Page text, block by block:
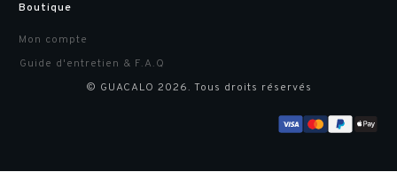
Boutique
Mon compte
Guide d'entretien & F.A.Q
© GUACALO 2026. Tous droits réservés